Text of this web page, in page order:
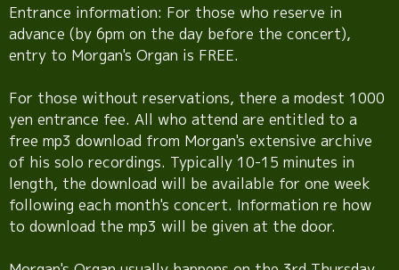
Entrance information: For those who reserve in
advance (by 6pm on the day before the concert),
entry to Morgan's Organ is FREE.
For those without reservations, there a modest 1000
yen entrance fee. All who attend are entitled to a
free mp3 download from Morgan's extensive archive
of his solo recordings. Typically 10-15 minutes in
length, the download will be available for one week
following each month's concert. Information re how
to download the mp3 will be given at the door.